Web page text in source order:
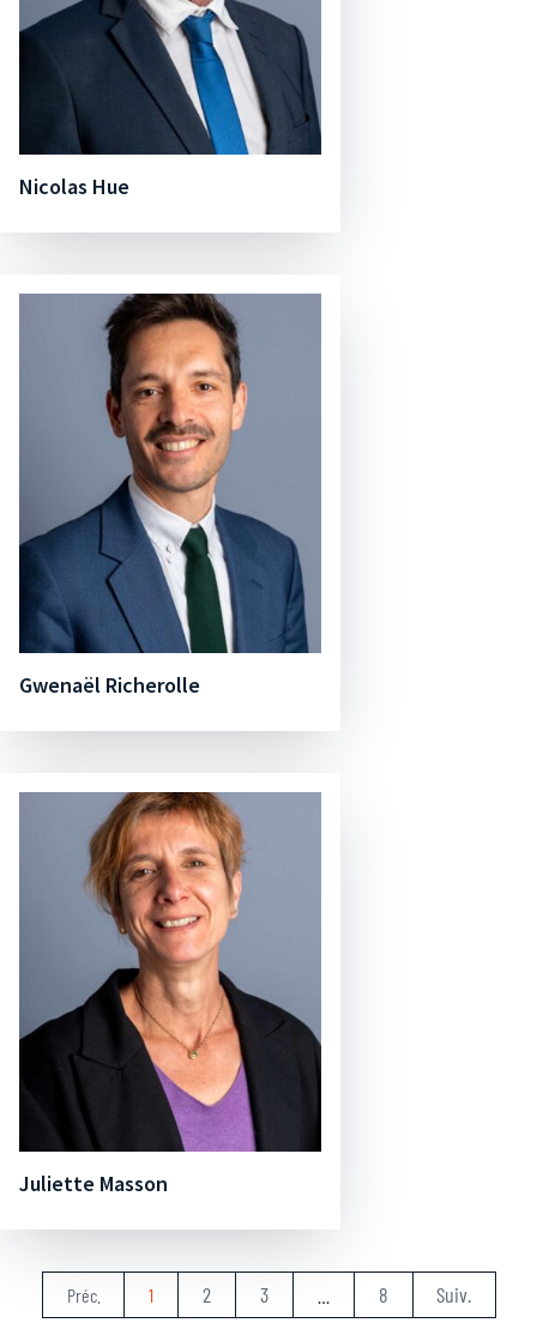
Nicolas Hue
Gwenaël Richerolle
Juliette Masson
Préc. 1 2 3 8 Suiv.